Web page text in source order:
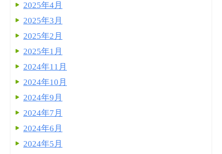
2025年4月
2025年3月
2025年2月
2025年1月
2024年11月
2024年10月
2024年9月
2024年7月
2024年6月
2024年5月